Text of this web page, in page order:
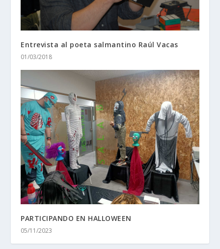
Entrevista al poeta salmantino Raúl Vacas
01/03/2018
PARTICIPANDO EN HALLOWEEN
05/11/2023